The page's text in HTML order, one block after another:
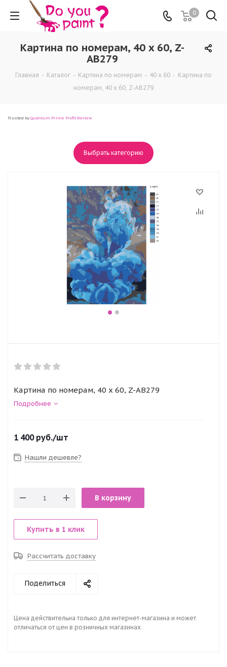
0
Картина по номерам, 40 x 60, Z-
AB279
Главная - Каталог - Картина по номерам - 40 x 60 - Картина по
номерам, 40 x 60, Z-AB279
Trusted by Quantum Prime Profit Review
Выбрать категорию
Картина по номерам, 40 x 60, Z-AB279
Подробнее
1 400руб./шт
Нашли дешевле?
В корзину
Купить в 1 клик
Рассчитать доставку
Поделиться
Цена действительна только для интернет-магазина и может
отличаться от цен в розничных магазинах